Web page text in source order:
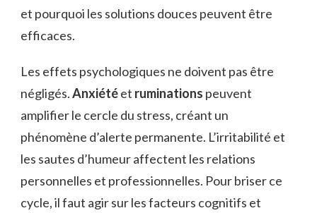
et pourquoi les solutions douces peuvent être
efficaces.
Les effets psychologiques ne doivent pas être
négligés.Anxiétéet ruminations peuvent
amplifier le cercle du stress, créant un
phénomène d’alerte permanente. L’irritabilité et
les sautes d’humeur affectent les relations
personnelles et professionnelles. Pour briser ce
cycle, il faut agir sur les facteurs cognitifs et